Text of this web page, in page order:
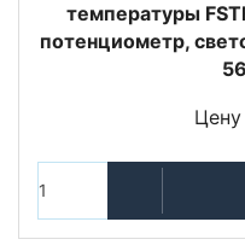
температуры
потенциометр,
Цену